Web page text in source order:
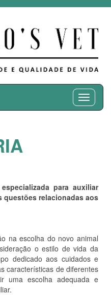
para auxiliar
questões relacionadas aos
na escolha do novo animal
o estilo de vida da
dedicado aos cuidados e
características de diferentes
uma escolha adequada e